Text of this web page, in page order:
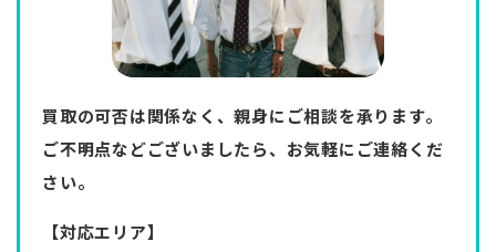
買取の可否は関係なく、親身にご相談を承ります。
ご不明点などございましたら、お気軽にご連絡くだ
さい。
【対応エリア】